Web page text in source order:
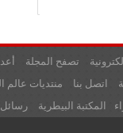
تصفح المجلة
منتديات عالم اتصل بنا
رسائل المكتبة البيطرية